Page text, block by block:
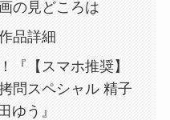
の見どころは
品詳細
『【スマホ推奨】
問スペシャル 精子
ゆう』